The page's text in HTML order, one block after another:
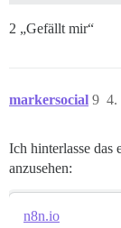
2 „Gefällt mir“
markersocial 4.
9
Ich hinterlasse das
anzusehen:
n8n.io